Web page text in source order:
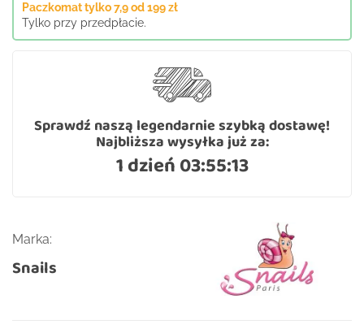
Paczkomat tylko 7,9 od 199 zł
Tylko przy przedpłacie.
Sprawdź naszą legendarnie szybką dostawę!
Najbliższa wysyłka już za:
1 dzień 03:55:12
Marka:
Snails